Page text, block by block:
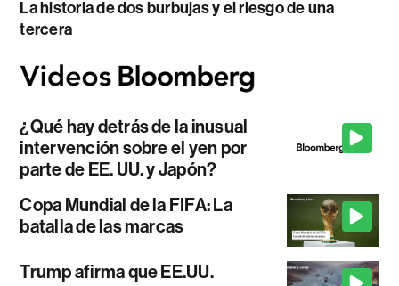
La historia de dos burbujas y el riesgo de una
tercera
¿Qué hay detrás de la inusual
intervención sobre el yen por
parte de EE. UU. y Japón?
Copa Mundial de la FIFA: La
batalla de las marcas
Trump afirma que EE.UU.